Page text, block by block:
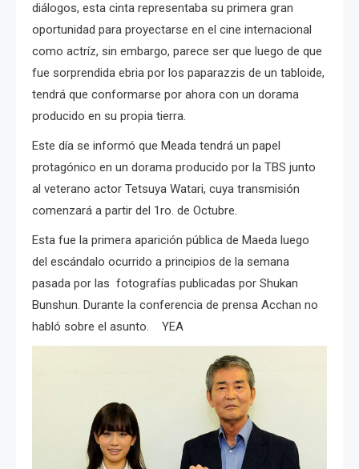
diálogos, esta cinta representaba su primera gran
oportunidad para proyectarse en el cine internacional
como actríz, sin embargo, parece ser que luego de que
fue sorprendida ebria por los paparazzis de un tabloide,
tendrá que conformarse por ahora con un dorama
producido en su propia tierra.
Este día se informó que Meada tendrá un papel
protagónico en un dorama producido por la TBS junto
al veterano actor Tetsuya Watari, cuya transmisión
comenzará a partir del 1ro. de Octubre.
Esta fue la primera aparición pública de Maeda luego
del escándalo ocurrido a principios de la semana
pasada por las fotografías publicadas por Shukan
Bunshun. Durante la conferencia de prensa Acchan no
habló sobre el asunto. YEA